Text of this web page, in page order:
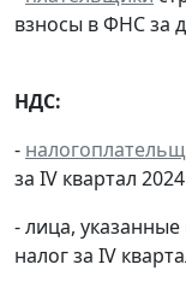
взносы в ФНС за
НДС:
-
за IV квартал 2024
- лица, указанные
налог за IV